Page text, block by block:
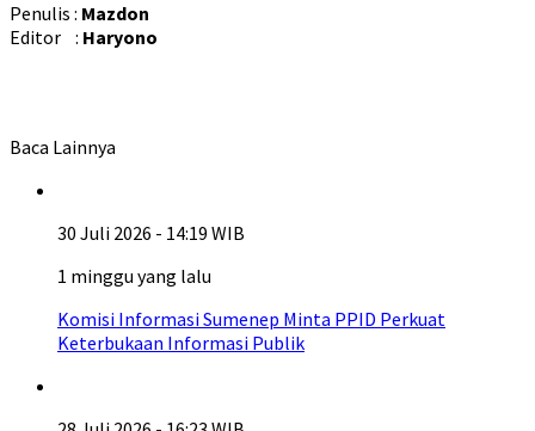
Penulis : Mazdon
Editor : Haryono
Baca Lainnya
30 Juli 2026 - 14:19 WIB
1 minggu yang lalu
Komisi Informasi Sumenep Minta PPID Perkuat
Keterbukaan Informasi Publik